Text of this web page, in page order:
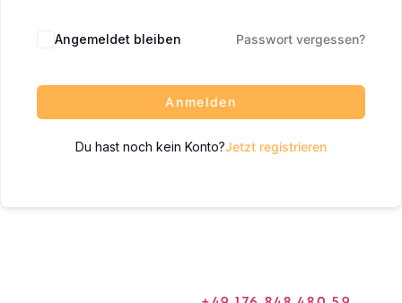
Angemeldet bleiben Passwort vergessen?
Anmelden
Du hast noch kein Konto?Jetzt registrieren